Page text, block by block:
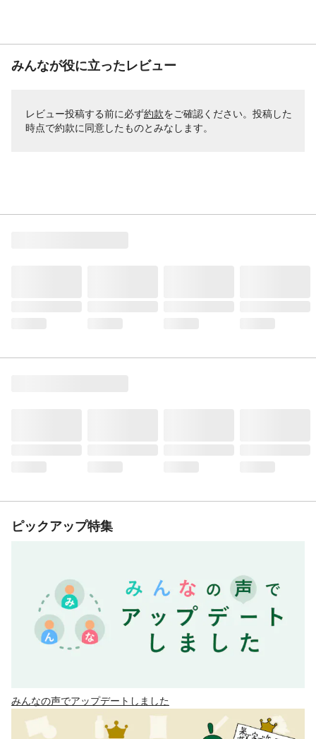
みんなが役に立ったレビュー
レビュー投稿する前に必ず約款をご確認ください。投稿した
時点で約款に同意したものとみなします。
ピックアップ特集
みんなの声でアップデートしました